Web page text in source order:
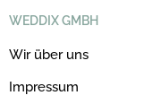
WEDDIX GMBH
Wir über uns
Impressum